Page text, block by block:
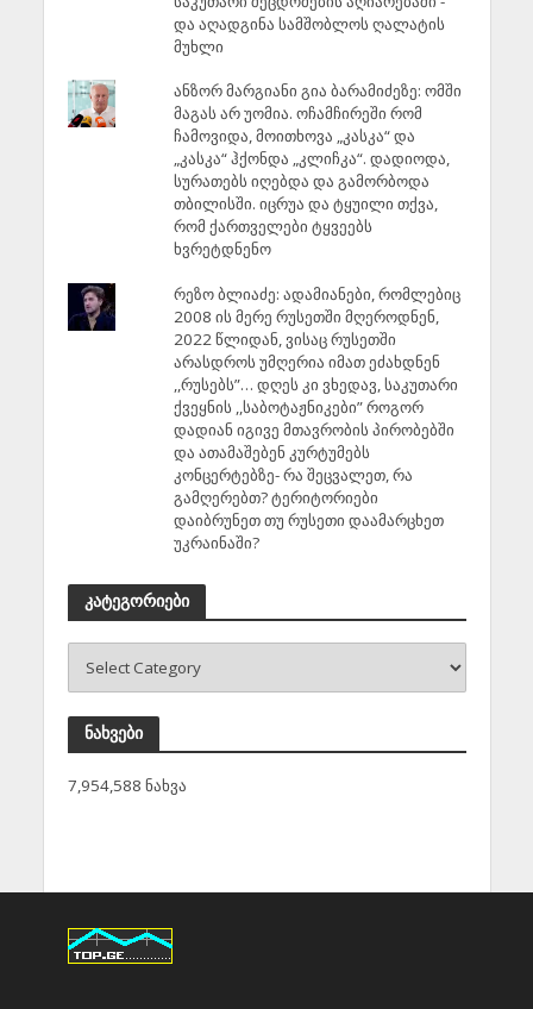
და აღადგინა სამშობლოს ღალატის
მუხლი
ანზორ მარგიანი გია ბარამიძეზე: ომში
მაგას არ უომია. ოჩამჩირეში რომ
ჩამოვიდა, მოითხოვა „კასკა“ და
„კასკა“ ჰქონდა „კლიჩკა“. დადიოდა,
სურათებს იღებდა და გამორბოდა
თბილისში. იცრუა და ტყუილი თქვა,
რომ ქართველები ტყვეებს
ხვრეტდნენო
რეზო ბლიაძე: ადამიანები, რომლებიც
2008 ის მერე რუსეთში მღეროდნენ,
2022 წლიდან, ვისაც რუსეთში
არასდროს უმღერია იმათ ეძახდნენ
,,რუსებს”… დღეს კი ვხედავ, საკუთარი
ქვეყნის ,,საბოტაჟნიკები” როგორ
დადიან იგივე მთავრობის პირობებში
და ათამაშებენ კურტუმებს
კონცერტებზე- რა შეცვალეთ, რა
გამღერებთ? ტერიტორიები
დაიბრუნეთ თუ რუსეთი დაამარცხეთ
უკრაინაში?
კატეგორიები
ნახვები
7,954,588 ნახვა